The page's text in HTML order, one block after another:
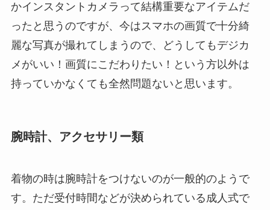
かインスタントカメラって結構重要なアイテムだ
ったと思うのですが、今はスマホの画質で十分綺
麗な写真が撮れてしまうので、どうしてもデジカ
メがいい！画質にこだわりたい！という方以外は
持っていかなくても全然問題ないと思います。
腕時計、アクセサリー類
着物の時は腕時計をつけないのが一般的のようで
す。ただ受付時間などが決められている成人式で